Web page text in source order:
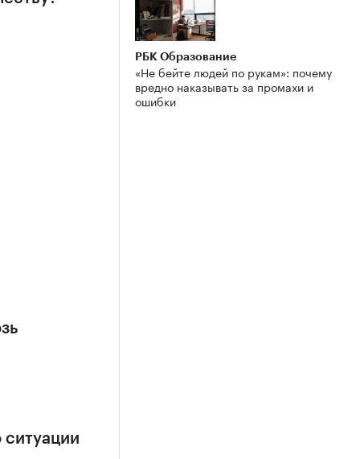
ситуации
РБК Образование
«Не бейте людей по рукам»: почему
вредно наказывать за промахи и
ошибки